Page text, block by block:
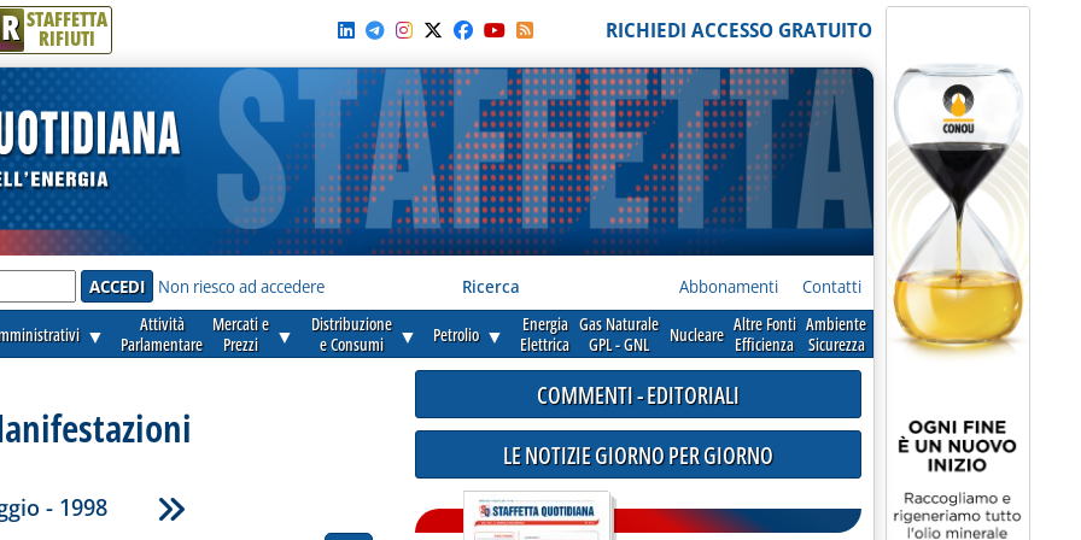
R STAFFETTA
RIFIUTI RICHIEDI ACCESSO GRATUITO
Non riesco ad accedere Ricerca Abbonamenti Contatti
▼
Attività
Parlamentare
Mercati e
Prezzi
▼
Distribuzione
e Consumi
▼ Petrolio ▼
Energia
Elettrica
Gas Naturale
GPL - GNL
Nucleare Altre Fonti
Efficienza
Ambiente
Sicurezza
- 1998
COMMENTI - EDITORIALI
LE NOTIZIE GIORNO PER GIORNO